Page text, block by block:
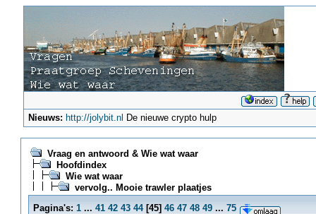
Nieuws: http://jolybit.nl De nieuwe crypto hulp
Vraag en antwoord & Wie wat waar
Hoofdindex
Wie wat waar
vervolg.. Mooie trawler plaatjes
Pagina's: 1 ... 41 42 43 44[45] 46 47 48 49 ... 75